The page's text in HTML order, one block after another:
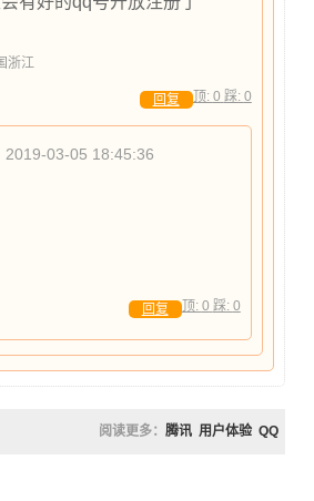
浙江
顶: 0 踩: 0
回复
2019-03-05 18:45:36
顶: 0 踩: 0
回复
阅读更多： 腾讯 用户体验 QQ